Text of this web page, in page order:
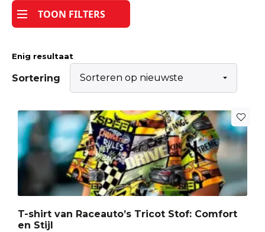
Tijdpakker stof
TOON FILTERS
Enig resultaat
Sortering
T-shirt van Raceauto’s Tricot Stof: Comfort
en Stijl